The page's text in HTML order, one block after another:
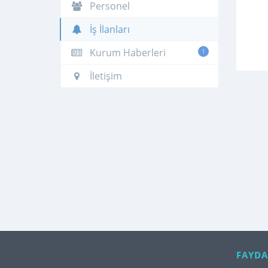
Personel
İş İlanları
1
Kurum Haberleri
İletişim